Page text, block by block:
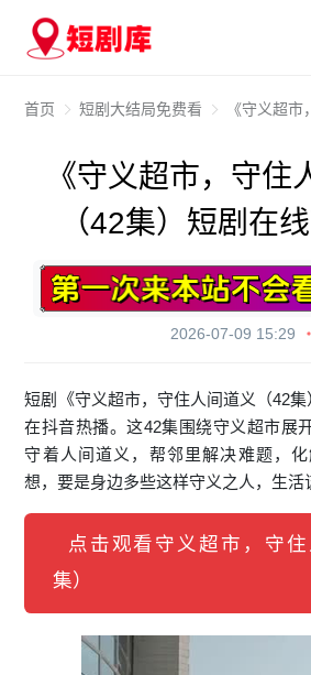
首页 短剧大结局免费看 《守义超市，守住
《守义超市，守住
（42集）短剧在
2026-07-09 15:29
短剧《守义超市，守住人间道义（42集
在抖音热播。这42集围绕守义超市展
守着人间道义，帮邻里解决难题，
想，要是身边多些这样守义之人，生活
点击观看守义超市，守
集）